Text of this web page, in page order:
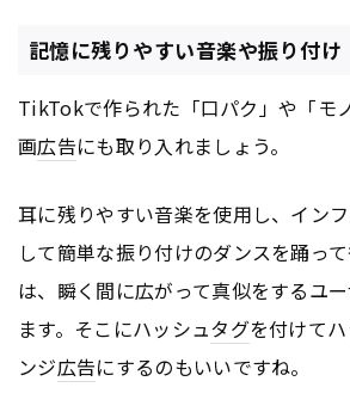
記憶に残りやすい音楽や振り付け
TikTokで作られた「口パク」や「モ
画広告にも取り入れましょう。
耳に残りやすい音楽を使用し、イン
して簡単な振り付けのダンスを踊っ
は、瞬く間に広がって真似をするユ
ます。そこにハッシュタグを付けて
ンジ広告にするのもいいですね。